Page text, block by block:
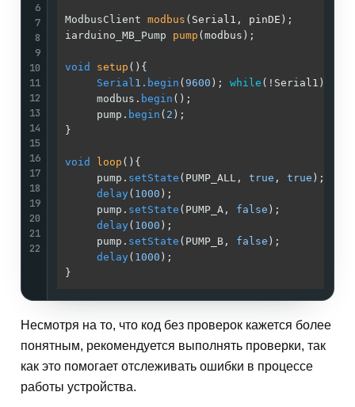
6
7
8
9
10
11
12
13
14
15
16
17
18
19
20
21
22
ModbusClient modbus (Serial1, pinDE) ;
iarduino_MB_Pump pump (modbus) ;
void
setup () {
Serial1. begin ( 9600 ); while (!Serial1);
     modbus.
begin ();
     pump.
begin ( 2 );
}
void
loop () {
     pump.
setState (PUMP_ALL, true , true );
delay( 1000 );
     pump.
setState (PUMP_A, false );
delay( 1000 );
     pump.
setState (PUMP_B, false );
delay( 1000 );
}
Несмотря на то, что код без проверок кажется более
понятным, рекомендуется выполнять проверки, так
как это помогает отслеживать ошибки в процессе
работы устройства.